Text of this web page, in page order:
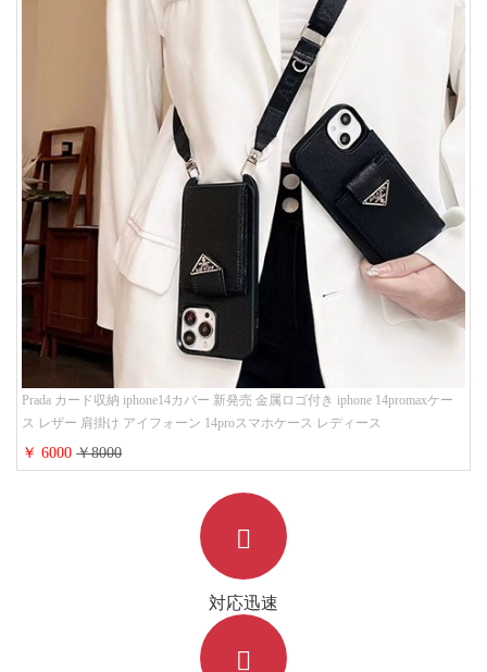
Prada カード収納 iphone14カバー 新発売 金属ロゴ付き iphone 14promaxケー
ス レザー 肩掛け アイフォーン 14proスマホケース レディース
￥ 6000￥8000
対応迅速